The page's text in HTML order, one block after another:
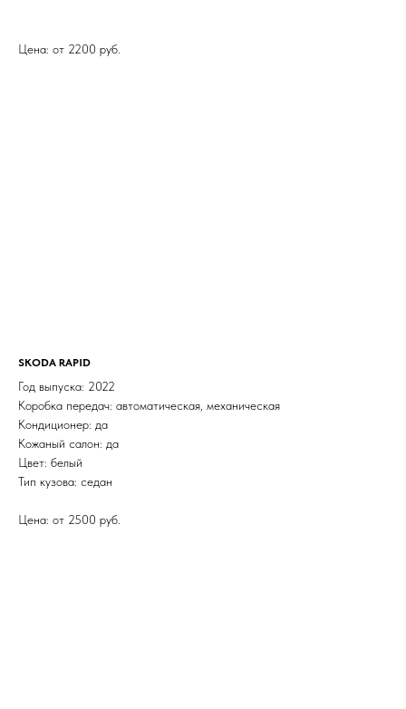
Цена: от 2200 руб.
SKODA RAPID
Год выпуска: 2022
Коробка передач: автоматическая, механическая
Кондиционер: да
Кожаный салон: да
Цвет: белый
Тип кузова: седан
Цена: от 2500 руб.